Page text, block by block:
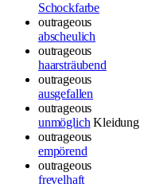
Schockfarbe
outrageous
abscheulich
outrageous
haarsträubend
outrageous
ausgefallen
outrageous
unmöglich Kleidung
outrageous
empörend
outrageous
frevelhaft